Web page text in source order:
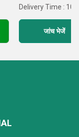
Delivery Time : 10
जांच भेजें